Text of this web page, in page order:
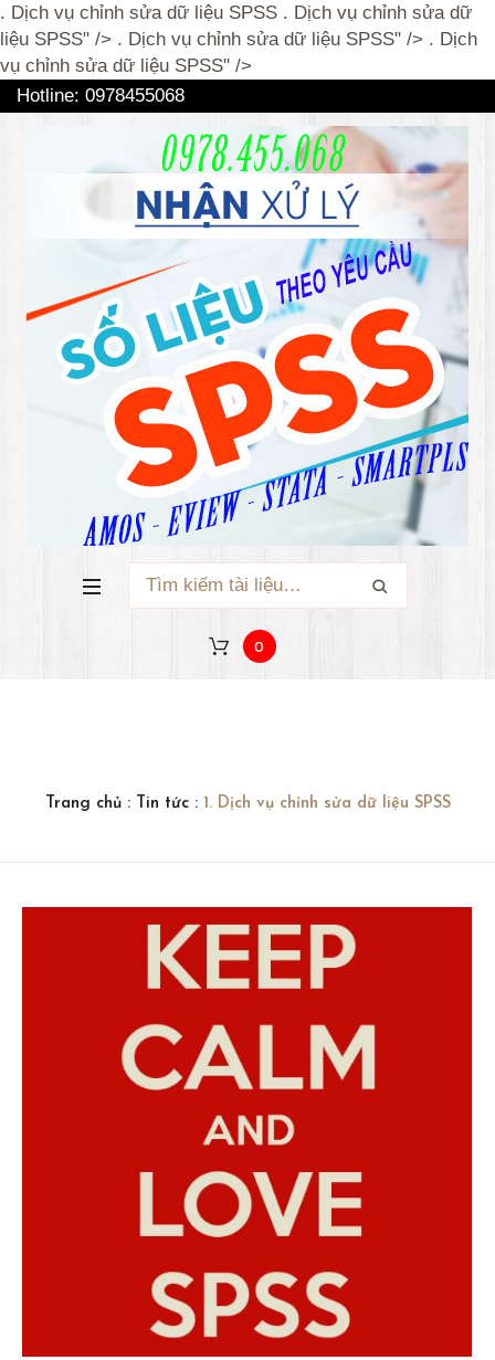
. Dịch vụ chỉnh sửa dữ liệu SPSS . Dịch vụ chỉnh sửa dữ
liệu SPSS" /> . Dịch vụ chỉnh sửa dữ liệu SPSS" /> . Dịch
vụ chỉnh sửa dữ liệu SPSS" />
Hotline: 0978455068
Chỉnh sửa
0
Trang chủ : Tin tức : 1. Dịch vụ chỉnh sửa dữ liệu SPSS